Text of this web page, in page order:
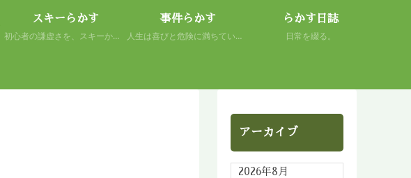
スキーらかす
初心者の謙虚さを、スキーから学ぶ。 人生もまた然り。
事件らかす
人生は喜びと危険に満ちている。 だから面白い。
らかす日誌
日常を綴る。
アーカイブ
2026年8月